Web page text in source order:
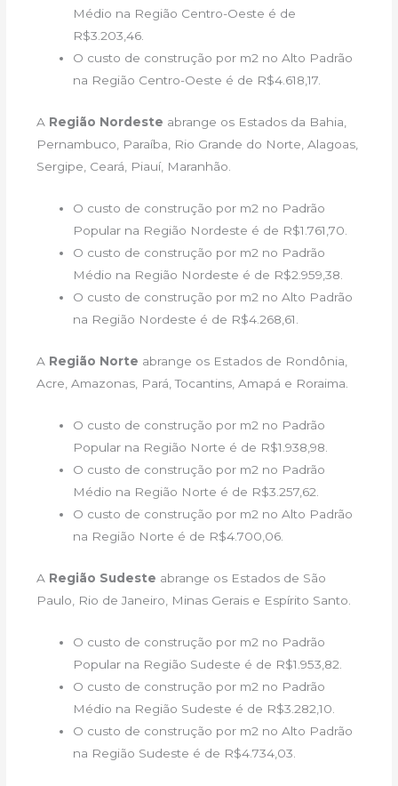
Médio na Região Centro-Oeste é de
R$3.203,46.
O custo de construção por m2 no Alto Padrão
na Região Centro-Oeste é de R$4.618,17.
A Região Nordeste abrange os Estados da Bahia,
Pernambuco, Paraíba, Rio Grande do Norte, Alagoas,
Sergipe, Ceará, Piauí, Maranhão.
O custo de construção por m2 no Padrão
Popular na Região Nordeste é de R$1.761,70.
O custo de construção por m2 no Padrão
Médio na Região Nordeste é de R$2.959,38.
O custo de construção por m2 no Alto Padrão
na Região Nordeste é de R$4.268,61.
A Região Norte abrange os Estados de Rondônia,
Acre, Amazonas, Pará, Tocantins, Amapá e Roraima.
O custo de construção por m2 no Padrão
Popular na Região Norte é de R$1.938,98.
O custo de construção por m2 no Padrão
Médio na Região Norte é de R$3.257,62.
O custo de construção por m2 no Alto Padrão
na Região Norte é de R$4.700,06.
A Região Sudeste abrange os Estados de São
Paulo, Rio de Janeiro, Minas Gerais e Espírito Santo.
O custo de construção por m2 no Padrão
Popular na Região Sudeste é de R$1.953,82.
O custo de construção por m2 no Padrão
Médio na Região Sudeste é de R$3.282,10.
O custo de construção por m2 no Alto Padrão
na Região Sudeste é de R$4.734,03.